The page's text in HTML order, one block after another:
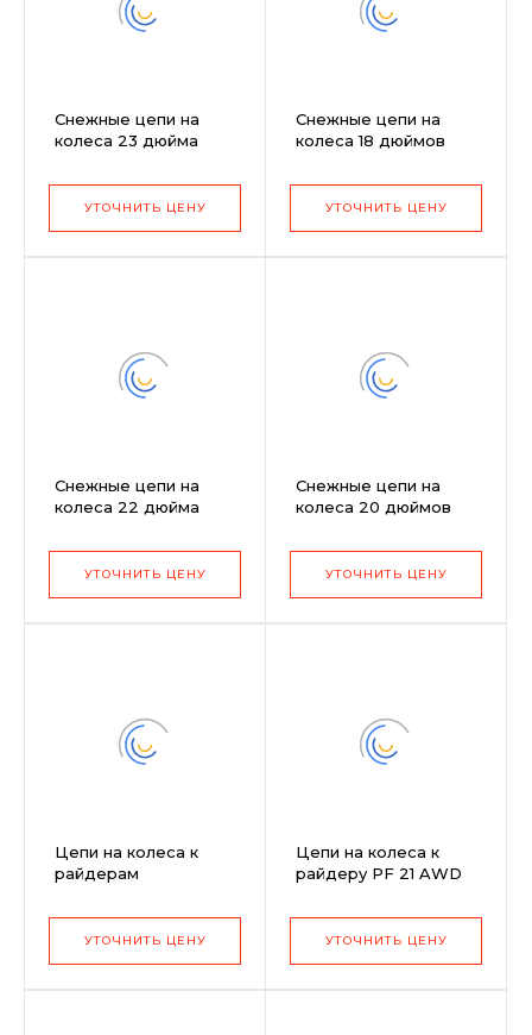
Снежные цепи на
колеса 23 дюйма
5010014-01 (к
трактору
УТОЧНИТЬ ЦЕНУ
Снежные цепи на
колеса 18 дюймов
9649943-01 (18x8.5-8,
TC138/TS138)
УТОЧНИТЬ ЦЕНУ
Снежные цепи на
колеса 22 дюйма
5013276-01 (к
трактору
УТОЧНИТЬ ЦЕНУ
Снежные цепи на
колеса 20 дюймов
9971031-10 (20x10-8,
TS 346)
УТОЧНИТЬ ЦЕНУ
Цепи на колеса к
райдерам
16Х6,5-8 дюймов без
грунтозацепов
УТОЧНИТЬ ЦЕНУ
Цепи на колеса к
райдеру PF 21 AWD
квадратный профиль
Husqvarna 5354147-08
УТОЧНИТЬ ЦЕНУ